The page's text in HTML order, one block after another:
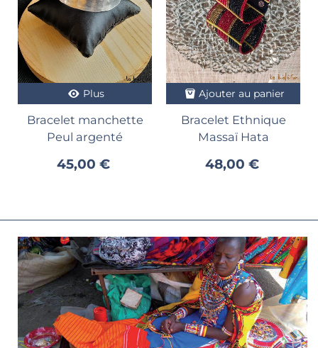
Plus
Bracelet manchette
Peul argenté
45,00 €
Ajouter au panier
Bracelet Ethnique
Massaï Hata
48,00 €